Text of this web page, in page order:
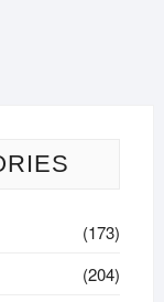
(173)
(204)